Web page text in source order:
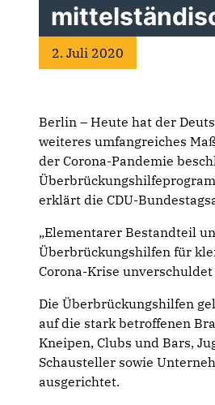
2. Juli 2020
Berlin – Heute hat der
weiteres umfangreiches
der Corona-Pandemie
erklärt die CDU-
„Elementarer Bestandteil
Überbrückungshilfen für
Corona-Krise
Die Überbrückungshilfen
auf die stark betroffenen
Kneipen, Clubs und Bars,
Schausteller sowie
ausgerichtet.